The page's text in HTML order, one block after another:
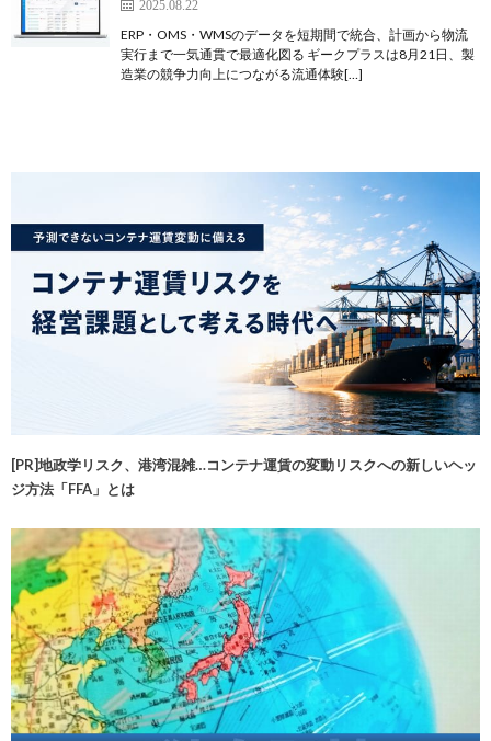
2025.08.22
ERP・OMS・WMSのデータを短期間で統合、計画から物流
実行まで一気通貫で最適化図る ギークプラスは8月21日、製
造業の競争力向上につながる流通体験[…]
[PR]地政学リスク、港湾混雑…コンテナ運賃の変動リスクへの新しいヘッ
ジ方法「FFA」とは